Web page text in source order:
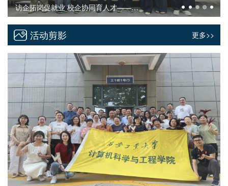
访企拓岗促就业 校企协同育人才——计算机学院走访西安比特教育科技有限公司
访企拓岗促就业 校企协同谋发展——计算机学院走访元时空智能科技（重庆）有限公司
活动剪影 更多>>